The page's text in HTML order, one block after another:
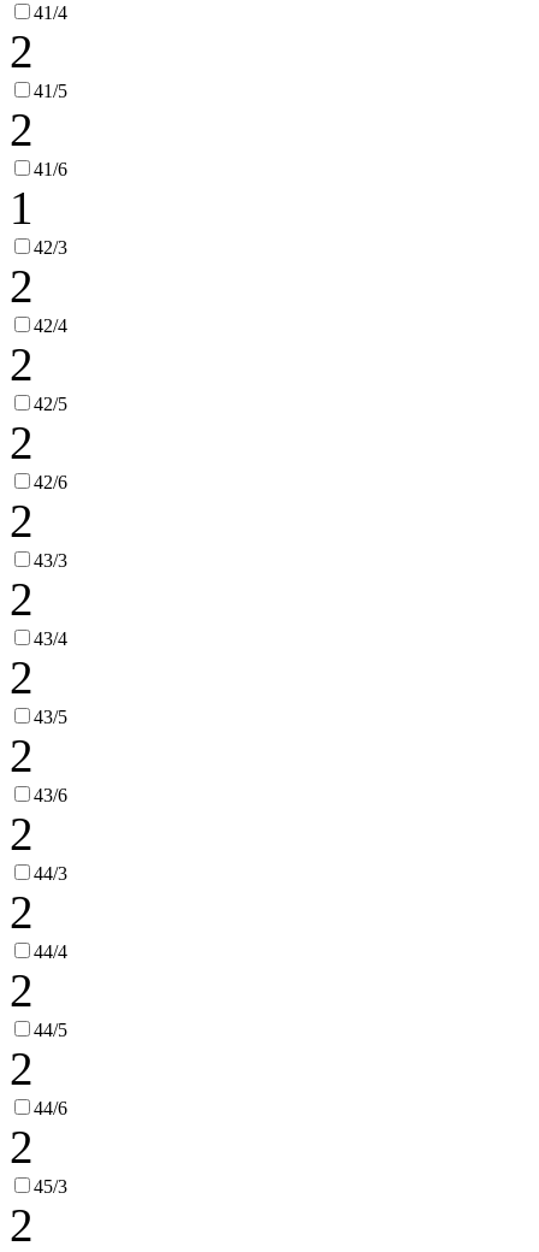
41/4
2
41/5
2
41/6
1
42/3
2
42/4
2
42/5
2
42/6
2
43/3
2
43/4
2
43/5
2
43/6
2
44/3
2
44/4
2
44/5
2
44/6
2
45/3
2